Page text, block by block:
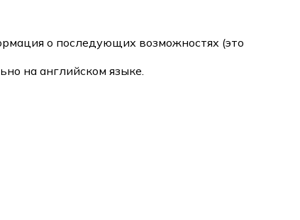
о последующих возможностях (это
на английском языке.